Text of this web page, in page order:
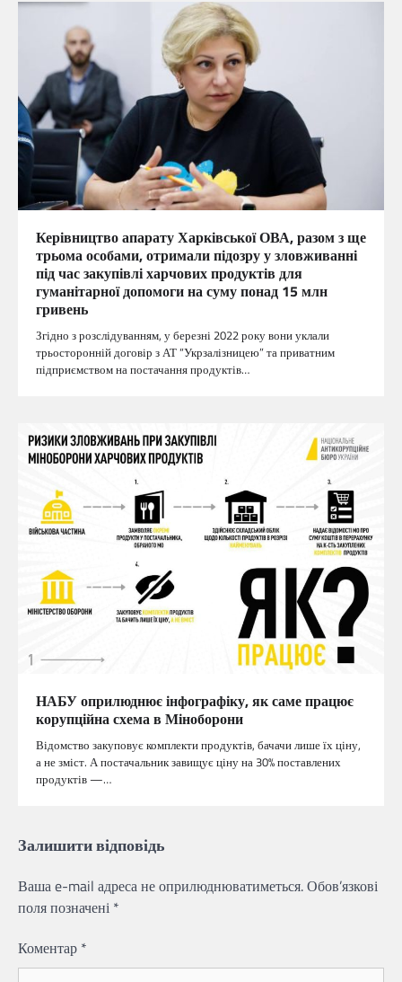
Керівництво апарату Харківської ОВА, разом з ще
трьома особами, отримали підозру у зловживанні
під час закупівлі харчових продуктів для
гуманітарної допомоги на суму понад 15 млн
гривень
Згідно з розслідуванням, у березні 2022 року вони уклали
трьосторонній договір з АТ “Укрзалізницею” та приватним
підприємством на постачання продуктів…
НАБУ оприлюднює інфографіку, як саме працює
корупційна схема в Міноборони
Відомство закуповує комплекти продуктів, бачачи лише їх ціну,
а не зміст. А постачальник завищує ціну на 30% поставлених
продуктів —…
Залишити відповідь
Ваша e-mail адреса не оприлюднюватиметься.Обов’язкові
поля позначені *
Коментар *